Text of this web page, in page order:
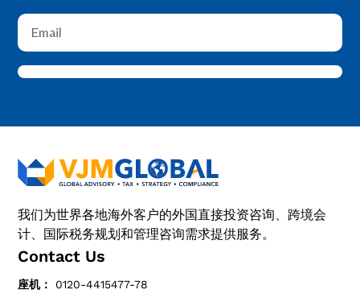
我们为世界各地海外客户的外国直接投资咨询、跨境会
计、国际税务规划和管理咨询需求提供服务。
Contact Us
座机：
0120-4415477-78